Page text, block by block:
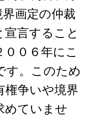
画定の仲裁
言すること
０６年にこ
す。このため
権争いや境界
めていませ